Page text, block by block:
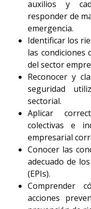
auxilios y
responder de
emergencia.
Identificar los
las condiciones
del sector
Reconocer y
seguridad
sectorial.
Aplicar
colectivas e
empresarial
Conocer las
adecuado de
(EPIs).
Comprender
acciones